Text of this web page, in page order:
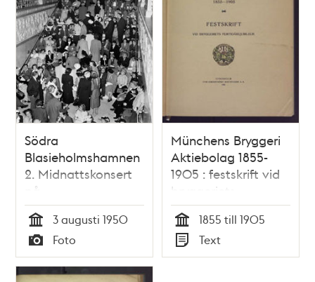
Södra
Blasieholmshamnen
2. Midnattskonsert
på
Nationalmuseum,
publik sittande i
trappan. Sixten
Ehrling dirigerade en
20-mannaensemble
Tid
3 augusti 1950
Typ
Foto
Münchens Bryggeri
Aktiebolag 1855-
1905 : festskrift vid
bryggeriets
femtioårsjubileum
Tid
1855 till 1905
Typ
Text